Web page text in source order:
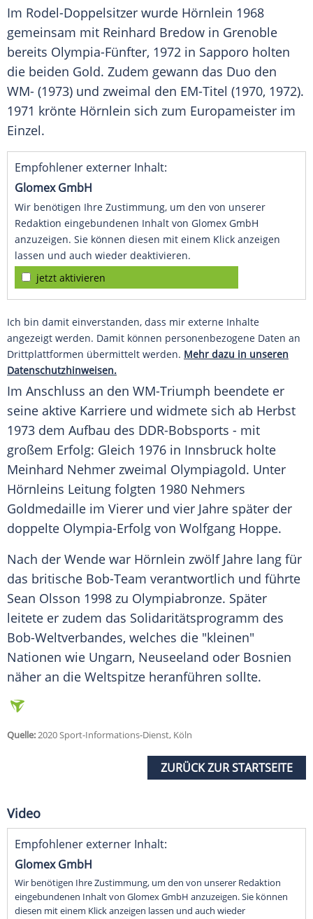
Im Rodel-Doppelsitzer wurde Hörnlein 1968
gemeinsam mit Reinhard Bredow in Grenoble
bereits Olympia-Fünfter, 1972 in Sapporo holten
die beiden Gold. Zudem gewann das Duo den
WM- (1973) und zweimal den EM-Titel (1970, 1972).
1971 krönte Hörnlein sich zum Europameister im
Einzel.
Empfohlener externer Inhalt:
Glomex GmbH
Wir benötigen Ihre Zustimmung, um den von unserer
Redaktion eingebundenen Inhalt von Glomex GmbH
anzuzeigen. Sie können diesen mit einem Klick anzeigen
lassen und auch wieder deaktivieren.
jetzt aktivieren
Ich bin damit einverstanden, dass mir externe Inhalte
angezeigt werden. Damit können personenbezogene Daten an
Drittplattformen übermittelt werden. Mehr dazu in unseren
Datenschutzhinweisen.
Im Anschluss an den WM-Triumph beendete er
seine aktive Karriere und widmete sich ab Herbst
1973 dem Aufbau des DDR-Bobsports - mit
großem Erfolg: Gleich 1976 in Innsbruck holte
Meinhard Nehmer zweimal Olympiagold. Unter
Hörnleins Leitung folgten 1980 Nehmers
Goldmedaille im Vierer und vier Jahre später der
doppelte Olympia-Erfolg von Wolfgang Hoppe.
Nach der Wende war Hörnlein zwölf Jahre lang für
das britische Bob-Team verantwortlich und führte
Sean Olsson 1998 zu Olympiabronze. Später
leitete er zudem das Solidaritätsprogramm des
Bob-Weltverbandes, welches die "kleinen"
Nationen wie Ungarn, Neuseeland oder Bosnien
näher an die Weltspitze heranführen sollte.
Quelle:2020 Sport-Informations-Dienst, Köln
ZURÜCK ZUR STARTSEITE
Video
Empfohlener externer Inhalt:
Glomex GmbH
Wir benötigen Ihre Zustimmung, um den von unserer Redaktion
eingebundenen Inhalt von Glomex GmbH anzuzeigen. Sie können
diesen mit einem Klick anzeigen lassen und auch wieder